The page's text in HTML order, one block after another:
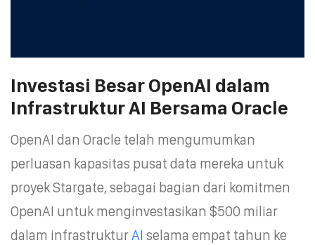
Investasi Besar OpenAI dalam
Infrastruktur AI Bersama Oracle
OpenAI dan Oracle telah mengumumkan
perluasan kapasitas pusat data mereka untuk
proyek Stargate, sebagai bagian dari komitmen
OpenAI untuk menginvestasikan $500 miliar
dalam infrastrukturAI selama empat tahun ke